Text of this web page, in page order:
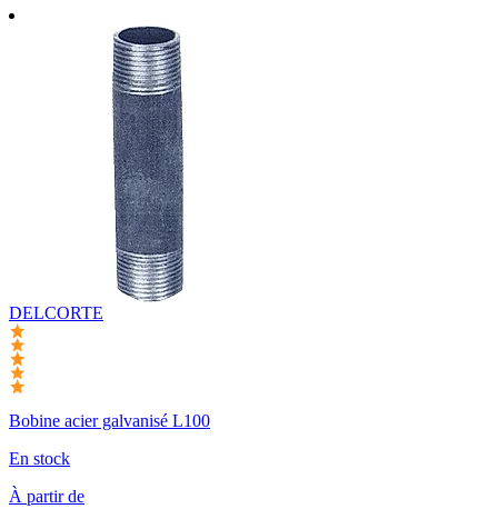
DELCORTE
Bobine acier galvanisé L100
En stock
À partir de